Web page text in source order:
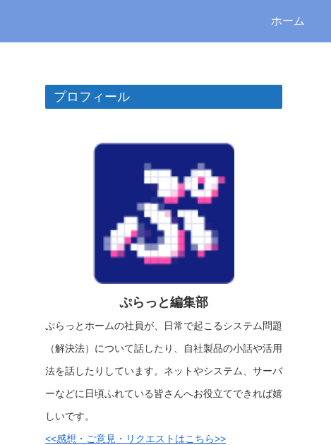
ホーム
プロフィール
ぷらっと編集部
ぷらっとホームの社員が、日常で起こるシステム問題
（解決法）について話したり、自社製品の小話や活用
法を話したりしています。ネットやシステム、サーバ
ーなどに日頃ふれている皆さんへお役立てできれば嬉
しいです。
<<感想・ご意見・リクエストはこちら>>